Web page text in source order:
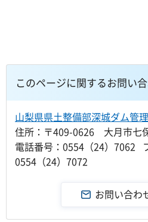
このページに関するお問い
山梨県県土整備部深城ダム管
住所：〒409-0626 大月市七
電話番号：0554（24）7062
0554（24）7072